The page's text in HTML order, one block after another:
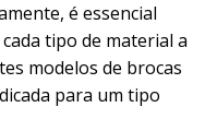
é essencial
tipo de material a
modelos de brocas
para um tipo